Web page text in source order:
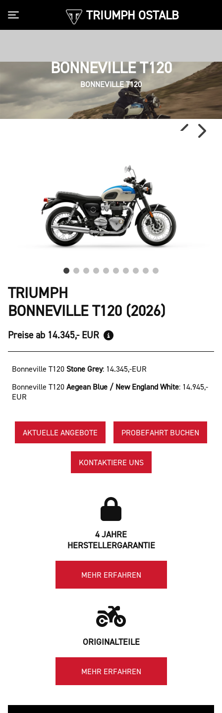
TRIUMPH OSTALB
Toggle navigation
BONNEVILLE T120
BONNEVILLE T120
TRIUMPH
BONNEVILLE T120 (2026)
Preise ab 14.345,- EUR
Bonneville T120 Stone Grey: 14.345,-EUR
Bonneville T120 Aegean Blue / New England White: 14.945,-
EUR
PROBEFAHRT BUCHEN
AKTUELLE ANGEBOTE
KONTAKTIERE UNS
4 JAHRE
HERSTELLERGARANTIE
MEHR ERFAHREN
ORIGINALTEILE
MEHR ERFAHREN